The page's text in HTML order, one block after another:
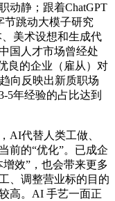
动静；跟着ChatGPT
节跳动大模子研究
美术设想和生成代
国人才市场曾经处
良的企业（雇从）对
向反映出新质职场
5年经验的占比达到
代替人类工做、
前的“优化”。已成企
效”，也会带来更多
、调整营业标的目的
高。AI 手艺一面正